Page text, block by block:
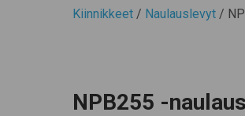
Kiinnikkeet / Naulauslevyt /
NPB255 -